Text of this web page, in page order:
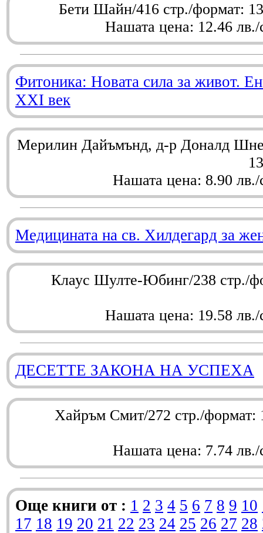
Бети Шайн/416 стр./формат:
Нашата цена: 12.46 лв./
Фитоника: Новата сила за живот.
XXI век
Мерилин Дайъмънд, д-р Доналд
Нашата цена: 8.90 лв./
Медицината на св. Хилдегард за
Клаус Шулте-Юбинг/238 стр./
Нашата цена: 19.58 лв./
ДЕСЕТТЕ ЗАКОНА НА УСПЕХА
Хайръм Смит/272 стр./
Нашата цена: 7.74 лв./
Още книги от : 1 2 3 4 5 6 7 8 9 10
17 18 19 20 21 22 23 24 25 26 27 28